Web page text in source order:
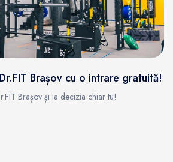
Brașov cu o intrare gratuită!
Brașov și ia decizia chiar tu!